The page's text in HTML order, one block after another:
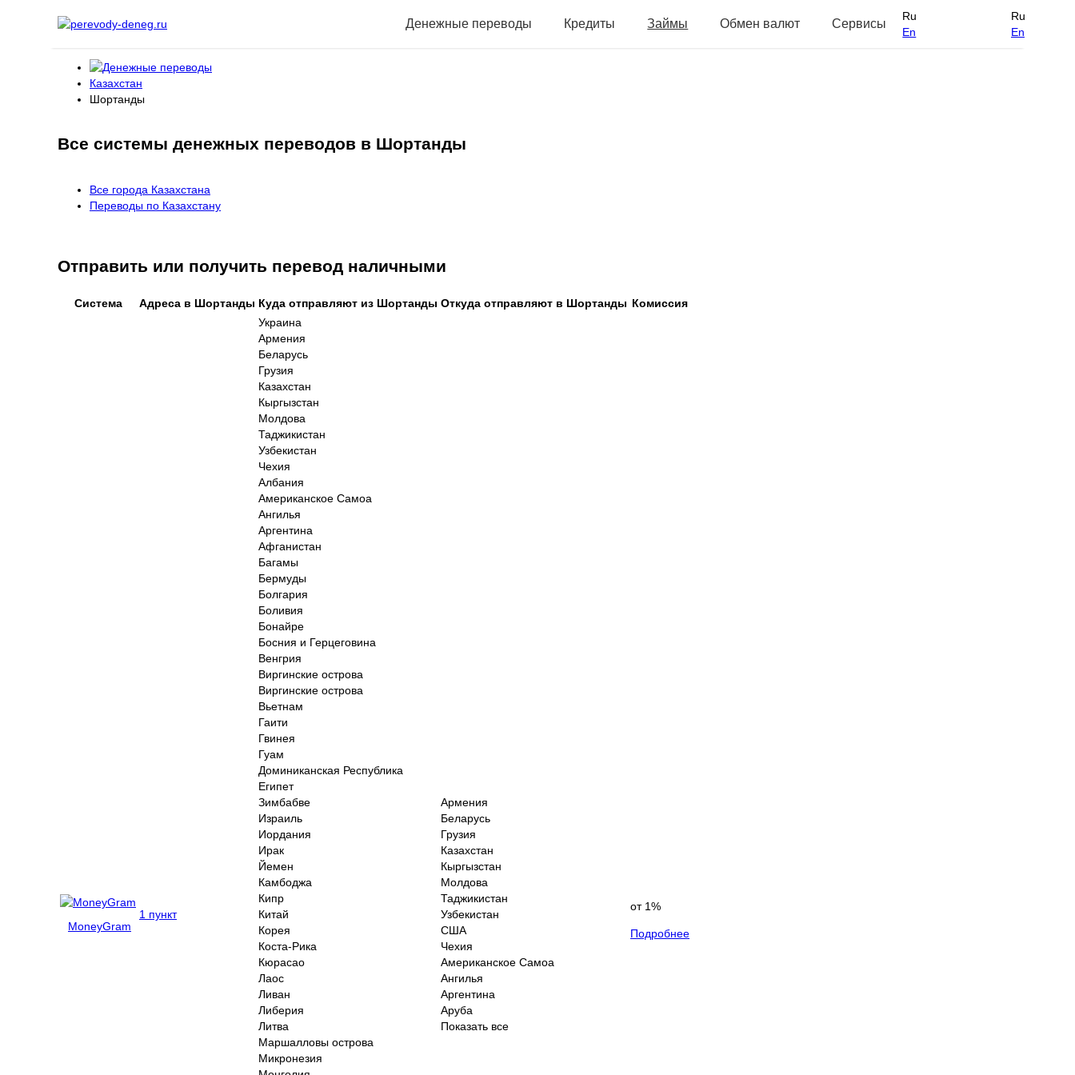
Денежные переводы Кредиты Займы Обмен валют Сервисы
Ru
En
Ru
En
Казахстан
Шортанды
Все системы денежных переводов в Шортанды
Все города Казахстана
Переводы по Казахстану
Отправить или получить перевод наличными
Система Адреса в Шортанды Куда отправляют из Шортанды Откуда отправляют в Шортанды Комиссия
MoneyGram
1 пункт
Украина
Армения
Беларусь
Грузия
Казахстан
Кыргызстан
Молдова
Таджикистан
Узбекистан
Чехия
Албания
Американское Самоа
Ангилья
Аргентина
Афганистан
Багамы
Бермуды
Болгария
Боливия
Бонайре
Босния и Герцеговина
Венгрия
Виргинские острова
Виргинские острова
Вьетнам
Гаити
Гвинея
Гуам
Доминиканская Республика
Египет
Зимбабве
Израиль
Иордания
Ирак
Йемен
Камбоджа
Кипр
Китай
Корея
Коста-Рика
Кюрасао
Лаос
Ливан
Либерия
Литва
Маршалловы острова
Микронезия
Армения
Беларусь
Грузия
Казахстан
Кыргызстан
Молдова
Таджикистан
Узбекистан
США
Чехия
Американское Самоа
Ангилья
Аргентина
Аруба
Показать все
от 1%
Подробнее